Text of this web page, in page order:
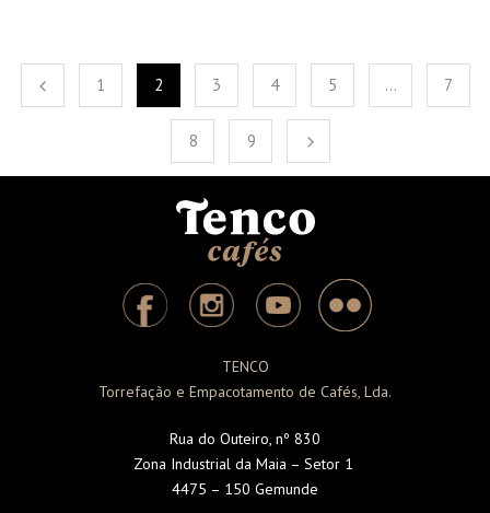
1 2 3 4 5 … 7
8 9
TENCO
Torrefação e Empacotamento de Cafés, Lda.
Rua do Outeiro, nº 830
Zona Industrial da Maia – Setor 1
4475 – 150 Gemunde